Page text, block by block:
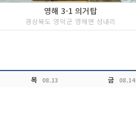
영해 3·1 의거탑
경상북도 영덕군 영해면 성내리
목 08.13 금 08.14